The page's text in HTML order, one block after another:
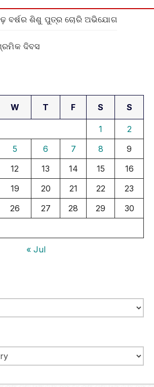
ବର୍ଷର ଶିଶୁ ପୁତ୍ର ଚୋରି ଅଭିଯୋଗ
ଦିବସ
W T F S S
1
2
5 6 7 8
9
12 13 14 15
16
19 20 21 22
23
26 27 28 29
30
« Jul